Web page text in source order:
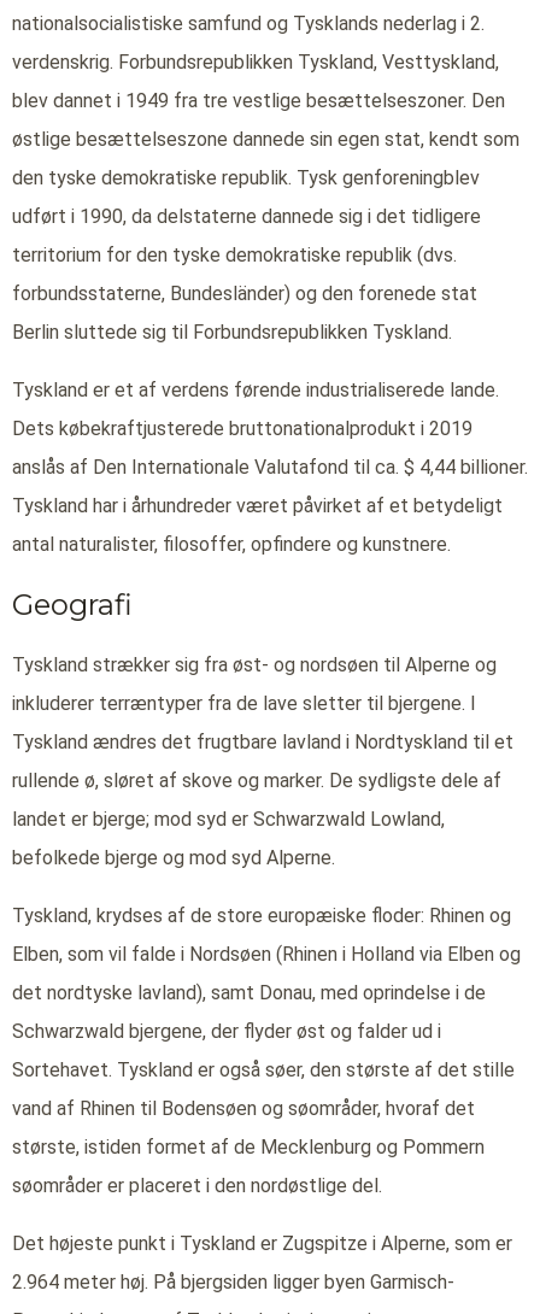
nationalsocialistiske samfund og Tysklands nederlag i 2.
verdenskrig. Forbundsrepublikken Tyskland, Vesttyskland,
blev dannet i 1949 fra tre vestlige besættelseszoner. Den
østlige besættelseszone dannede sin egen stat, kendt som
den tyske demokratiske republik. Tysk genforeningblev
udført i 1990, da delstaterne dannede sig i det tidligere
territorium for den tyske demokratiske republik (dvs.
forbundsstaterne, Bundesländer) og den forenede stat
Berlin sluttede sig til Forbundsrepublikken Tyskland.
Tyskland er et af verdens førende industrialiserede lande.
Dets købekraftjusterede bruttonationalprodukt i 2019
anslås af Den Internationale Valutafond til ca. $ 4,44 billioner.
Tyskland har i århundreder været påvirket af et betydeligt
antal naturalister, filosoffer, opfindere og kunstnere.
Geografi
Tyskland strækker sig fra øst- og nordsøen til Alperne og
inkluderer terræntyper fra de lave sletter til bjergene. I
Tyskland ændres det frugtbare lavland i Nordtyskland til et
rullende ø, sløret af skove og marker. De sydligste dele af
landet er bjerge; mod syd er Schwarzwald Lowland,
befolkede bjerge og mod syd Alperne.
Tyskland, krydses af de store europæiske floder: Rhinen og
Elben, som vil falde i Nordsøen (Rhinen i Holland via Elben og
det nordtyske lavland), samt Donau, med oprindelse i de
Schwarzwald bjergene, der flyder øst og falder ud i
Sortehavet. Tyskland er også søer, den største af det stille
vand af Rhinen til Bodensøen og søområder, hvoraf det
største, istiden formet af de Mecklenburg og Pommern
søområder er placeret i den nordøstlige del.
Det højeste punkt i Tyskland er Zugspitze i Alperne, som er
2.964 meter høj. På bjergsiden ligger byen Garmisch-